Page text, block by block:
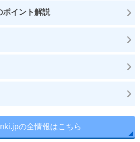
ポイント解説
の全情報はこちら